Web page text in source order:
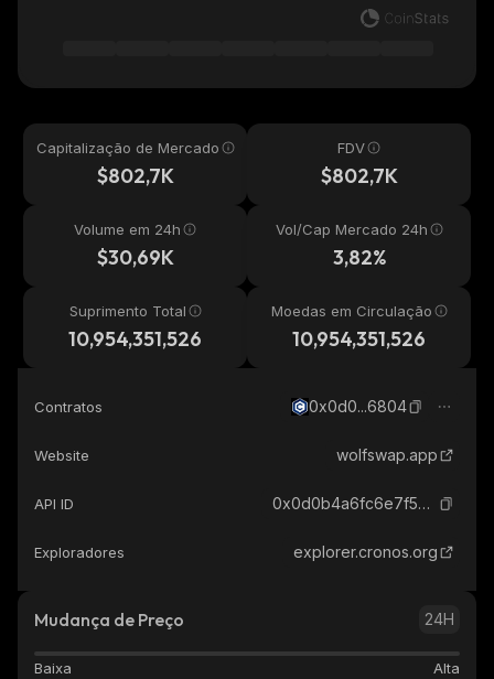
Capitalização de Mercado
$802,7K
FDV
$802,7K
Volume em 24h
$30,69K
Vol/Cap Mercado 24h
3,82%
Suprimento Total
10,954,351,526
Moedas em Circulação
10,954,351,526
Contratos 0x0d0...6804
Website wolfswap.app
API ID 0x0d0b4a6fc6e7f5635c2ff38de75af2e96d6d6804_cronos
Exploradores explorer.cronos.org
Mudança de Preço 24H
Baixa Alta